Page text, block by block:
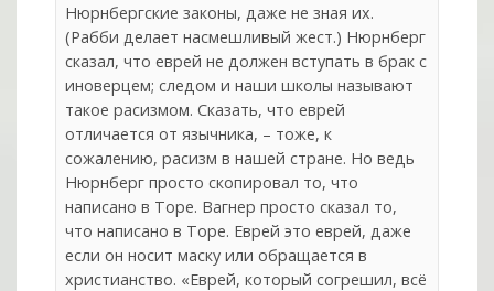
Нюрнбергские законы, даже не зная их.
(Рабби делает насмешливый жест.) Нюрнберг
сказал, что еврей не должен вступать в брак с
иноверцем; следом и наши школы называют
такое расизмом. Сказать, что еврей
отличается от язычника, – тоже, к
сожалению, расизм в нашей стране. Но ведь
Нюрнберг просто скопировал то, что
написано в Торе. Вагнер просто сказал то,
что написано в Торе. Еврей это еврей, даже
если он носит маску или обращается в
христианство. «Еврей, который согрешил, всё